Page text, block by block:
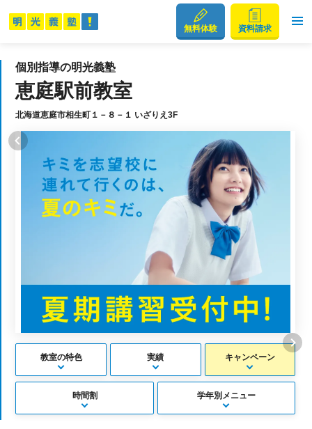
無料体験 資料請求
個別指導の明光義塾
恵庭駅前教室
北海道恵庭市相生町１－８－１ いざりえ3F
教室の特色 実績 キャンペーン
時間割 学年別メニュー